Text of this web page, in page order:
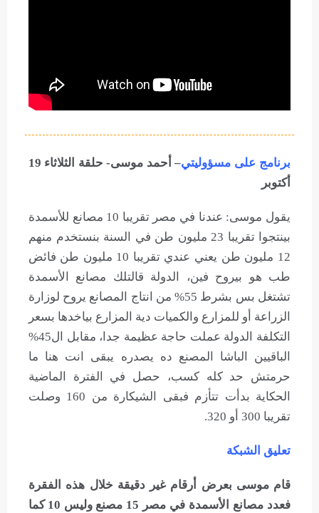
برنامج على مسؤوليتي
– أحمد موسى- حلقة الثلاثاء 19
أكتوبر
يقول موسى: عندنا في مصر تقريبا 10 مصانع للأسمدة
بينتجوا تقريبا 23 مليون طن في السنة بنستخدم منهم
12 مليون طن يعني عندي تقريبا 10 مليون طن فائض
طب هو بيروح فين، الدولة قالتلك مصانع الأسمدة
تشتغل بس بشرط 55% من انتاج المصانع يروح لوزارة
الزراعة أو للمزارع والكميات دية المزارع بياخدها بسعر
التكلفة الدولة عملت حاجة عظيمة جدا، مقابل ال45%
الباقيين الباشا المصنع ده يصدره يبقى انت هنا ما
حرمتش حد كله كسب، حصل في الفترة الماضية
الحكاية بدأت تتأزم فبقى الشيكارة من 160 وصلت
تقريبا 300 أو 320.
تعليق الشبكة
قام موسى بعرض أرقام غير دقيقة خلال هذه الفقرة
فعدد مصانع الأسمدة في مصر 15 مصنع وليس 10 كما